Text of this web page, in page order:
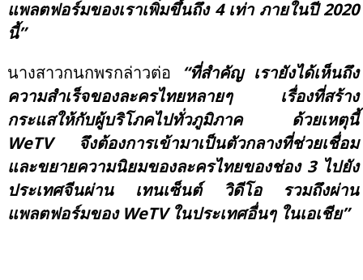
แพลตฟอร์มของเราเพิ่มขึ้นถึง 4 เท่า ภายในปี 2020
นี้”
นางสาวกนกพรกล่าวต่อ “ที่สำคัญ เรายังได้เห็นถึง
ความสำเร็จของละครไทยหลายๆ เรื่องที่สร้าง
กระแสให้กับผู้บริโภคไปทั่วภูมิภาค ด้วยเหตุนี้
WeTV จึงต้องการเข้ามาเป็นตัวกลางที่ช่วยเชื่อม
และขยายความนิยมของละครไทยของช่อง 3 ไปยัง
ประเทศจีนผ่าน เทนเซ็นต์ วิดีโอ รวมถึงผ่าน
แพลตฟอร์มของ WeTV ในประเทศอื่นๆ ในเอเชีย”